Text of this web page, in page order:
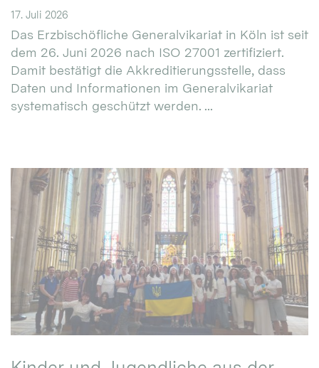
17. Juli 2026
Das Erzbischöfliche Generalvikariat in Köln ist seit
dem 26. Juni 2026 nach ISO 27001 zertifiziert.
Damit bestätigt die Akkreditierungsstelle, dass
Daten und Informationen im Generalvikariat
systematisch geschützt werden. ...